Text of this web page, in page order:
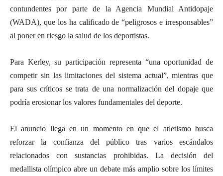
contundentes por parte de la Agencia Mundial Antidopaje
(WADA), que los ha calificado de “peligrosos e irresponsables”
al poner en riesgo la salud de los deportistas.
Para Kerley, su participación representa “una oportunidad de
competir sin las limitaciones del sistema actual”, mientras que
para sus críticos se trata de una normalización del dopaje que
podría erosionar los valores fundamentales del deporte.
El anuncio llega en un momento en que el atletismo busca
reforzar la confianza del público tras varios escándalos
relacionados con sustancias prohibidas. La decisión del
medallista olímpico abre un debate más amplio sobre los límites